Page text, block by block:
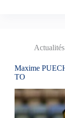
Actualités
Maxime
TO